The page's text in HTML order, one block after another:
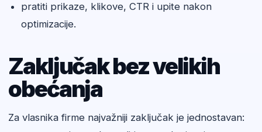
pratiti prikaze, klikove, CTR i upite nakon
optimizacije.
Zaključak bez velikih
obećanja
Za vlasnika firme najvažniji zaključak je jednostavan: